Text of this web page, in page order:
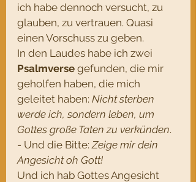
ich habe dennoch versucht, zu
glauben, zu vertrauen. Quasi
einen Vorschuss zu geben.
In den Laudes habe ich zwei
Psalmverse gefunden, die mir
geholfen haben, die mich
geleitet haben: Nicht sterben
werde ich, sondern leben, um
Gottes große Taten zu verkünden.
- Und die Bitte: Zeige mir dein
Angesicht oh Gott!
Und ich hab Gottes Angesicht